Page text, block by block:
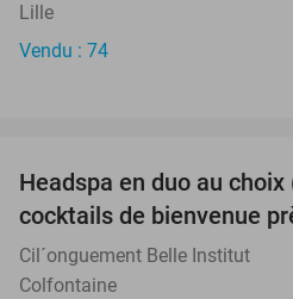
Lille
Vendu : 74
Headspa en duo au
cocktails de bienvenue
Cil´onguement Belle Institut
Colfontaine